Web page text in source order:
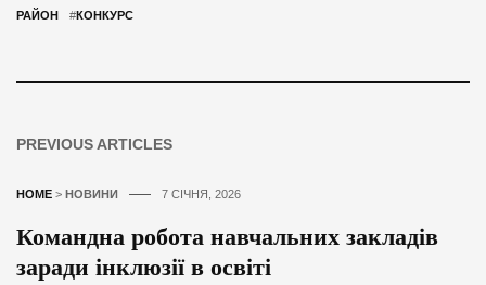
РАЙОН
#КОНКУРС
PREVIOUS ARTICLES
HOME > НОВИНИ 7 СІЧНЯ, 2026
Командна робота навчальних закладів
заради інклюзії в освіті